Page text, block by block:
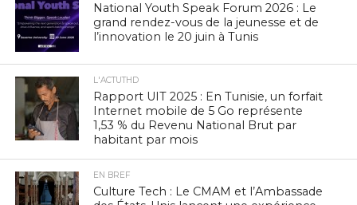
National Youth Speak Forum 2026 : Le
grand rendez-vous de la jeunesse et de
l’innovation le 20 juin à Tunis
L'ACTUTHD
Rapport UIT 2025 : En Tunisie, un forfait
Internet mobile de 5 Go représente
1,53 % du Revenu National Brut par
habitant par mois
EN BREF
Culture Tech : Le CMAM et l’Ambassade